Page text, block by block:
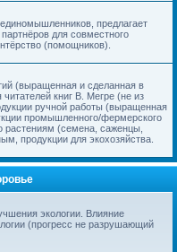
предлагает
для совместного
(помощников).
(выращенная и сделанная в
книг В. Мегре (не из
ручной работы (выращенная
промышленного/фермерского
растениям (семена, саженцы,
продукции для экохозяйства.
экологии. Влияние
(прогресс не разрушающий